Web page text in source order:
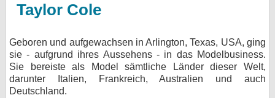
Taylor Cole
Geboren und aufgewachsen in Arlington, Texas, USA, ging
sie - aufgrund ihres Aussehens - in das Modelbusiness.
Sie bereiste als Model sämtliche Länder dieser Welt,
darunter Italien, Frankreich, Australien und auch
Deutschland.
KULTUR
Specials
SERVICE